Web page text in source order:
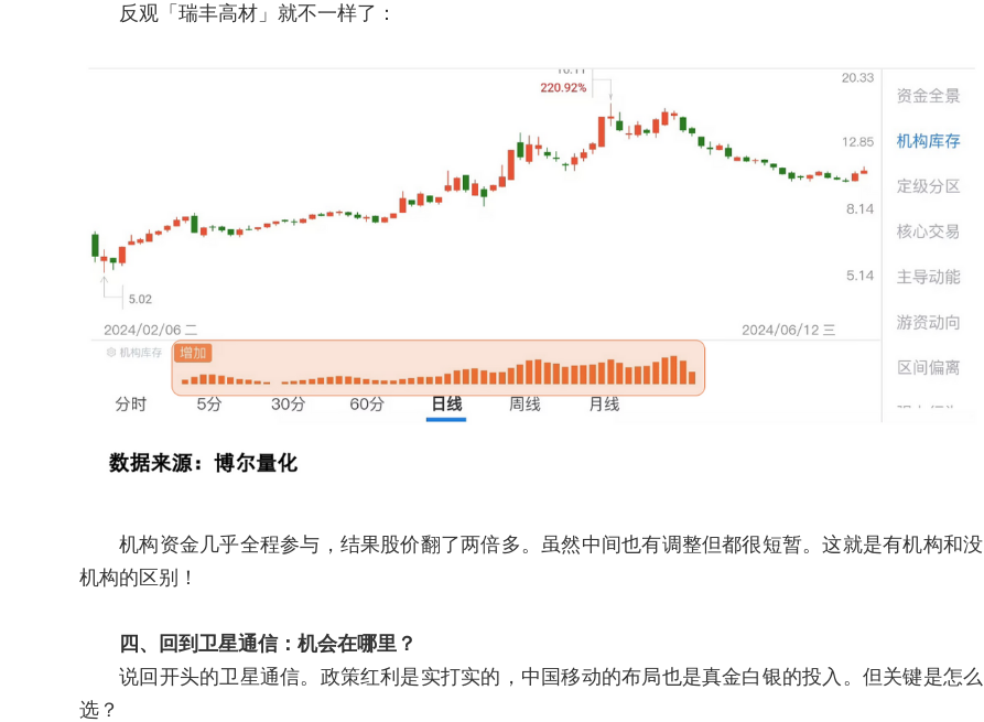
反观「瑞丰高材」就不一样了：
机构资金几乎全程参与，结果股价翻了两倍多。虽然中间也有调整但都很短暂。这就是有机构和没
机构的区别！
四、回到卫星通信：机会在哪里？
说回开头的卫星通信。政策红利是实打实的，中国移动的布局也是真金白银的投入。但关键是怎么
选？